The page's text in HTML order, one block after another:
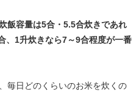
飯容量は5合・5.5合炊きであれ
、1升炊きなら7～9合程度が一番
毎日どのくらいのお米を炊くの